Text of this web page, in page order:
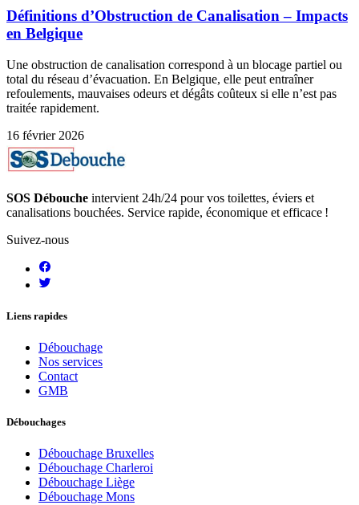
Définitions d’Obstruction de Canalisation – Impacts
en Belgique
Une obstruction de canalisation correspond à un blocage partiel ou
total du réseau d’évacuation. En Belgique, elle peut entraîner
refoulements, mauvaises odeurs et dégâts coûteux si elle n’est pas
traitée rapidement.
16 février 2026
SOS Débouche intervient 24h/24 pour vos toilettes, éviers et
canalisations bouchées. Service rapide, économique et efficace !
Suivez-nous
Liens rapides
Débouchage
Nos services
Contact
GMB
Débouchages
Débouchage Bruxelles
Débouchage Charleroi
Débouchage Liège
Débouchage Mons